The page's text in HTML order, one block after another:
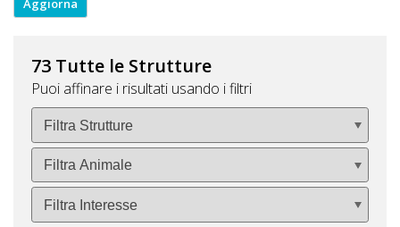
73 Tutte le Strutture
Puoi affinare i risultati usando i filtri